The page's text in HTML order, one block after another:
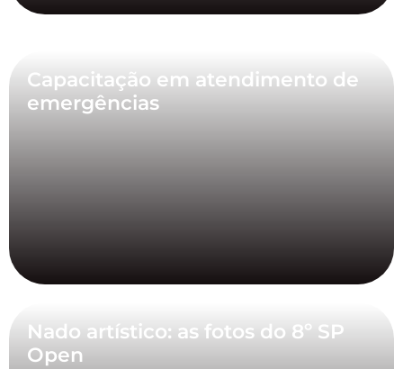
Capacitação em atendimento de
emergências
Nado artístico: as fotos do 8º SP
Open